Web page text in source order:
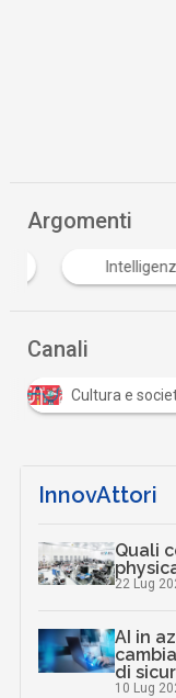
Argomenti
Canali
Cultura e
InnovAttori
Quali
22 Lug
AI in
di
10 Lug